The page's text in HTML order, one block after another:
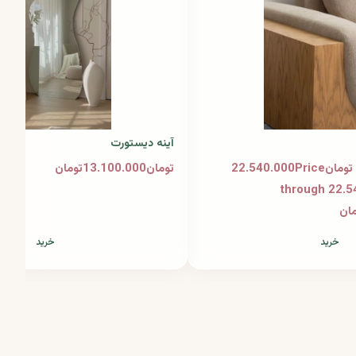
تومان50.500.000 – تومان22.540.000Price
range: تومان22.540.000 through
خرید
آینه دیستورت
تومان13.100.000تومان
خرید